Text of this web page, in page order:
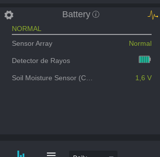
Battery
NORMAL
Sensor Array
Normal
Detector de Rayos
Soil Moisture Sensor (CH2) 1,6 V